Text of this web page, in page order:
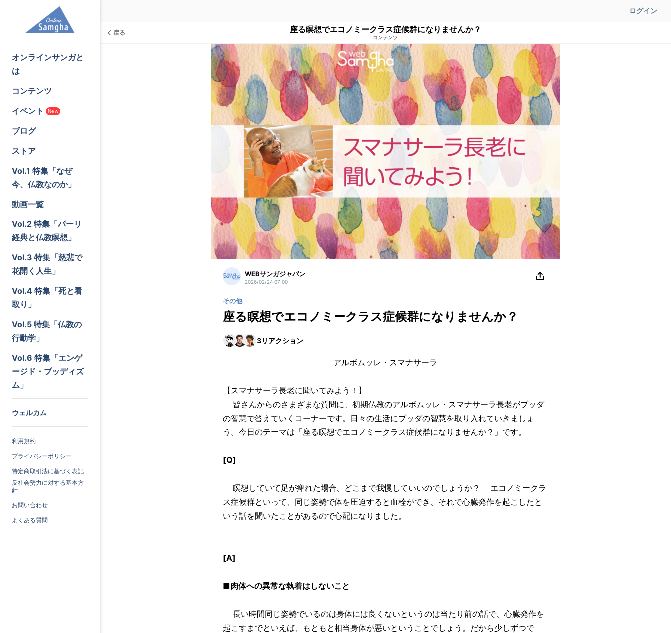
ログイン
オンラインサンガと
は
コンテンツ
イベント
New
ブログ
ストア
Vol.1 特集「なぜ
今、仏教なのか」
動画一覧
Vol.2 特集「パーリ
経典と仏教瞑想」
Vol.3 特集「慈悲で
花開く人生」
Vol.4 特集「死と看
取り」
Vol.5 特集「仏教の
行動学」
Vol.6 特集「エンゲ
ージド・ブッディズ
ム」
ウェルカム
利用規約
プライバシーポリシー
特定商取引法に基づく表記
反社会勢力に対する基本方
針
お問い合わせ
よくある質問
戻る 座る瞑想でエコノミークラス症候群になりませんか？
コンテンツ
WEBサンガジャパン
2026/02/24 07:00
その他
座る瞑想でエコノミークラス症候群になりませんか？
3リアクション
アルボムッレ・スマナサーラ
【スマナサーラ長老に聞いてみよう！】
皆さんからのさまざまな質問に、初期仏教のアルボムッレ・スマナサーラ長老がブッダ
の智慧で答えていくコーナーです。日々の生活にブッダの智慧を取り入れていきましょ
う。今日のテーマは「座る瞑想でエコノミークラス症候群になりませんか？」です。
[Q]
瞑想していて足が痺れた場合、どこまで我慢していいのでしょうか？ エコノミークラ
ス症候群といって、同じ姿勢で体を圧迫すると血栓ができ、それで心臓発作を起こしたと
いう話を聞いたことがあるので心配になりました。
[A]
■肉体への異常な執着はしないこと
長い時間同じ姿勢でいるのは身体には良くないというのは当たり前の話で、心臓発作を
起こすまでといえば、もともと相当身体が悪いということでしょう。だから少しずつで